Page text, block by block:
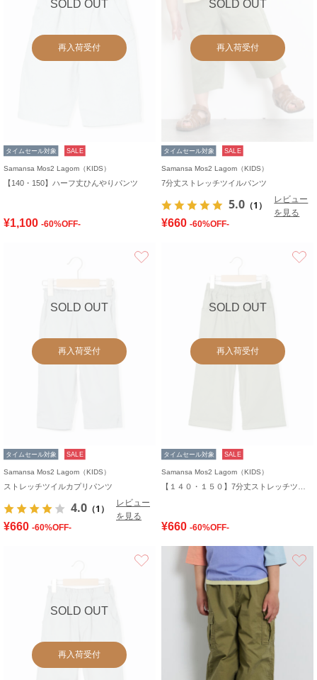
SOLD OUT
再入荷受付
タイムセール対象 SALE
Samansa Mos2 Lagom（KIDS）
【140・150】ハーフ丈ひんやりパンツ
¥1,100 -60%OFF-
SOLD OUT
再入荷受付
タイムセール対象 SALE
Samansa Mos2 Lagom（KIDS）
7分丈ストレッチツイルパンツ
5.0 （1）
レビュー
を見る
¥660 -60%OFF-
SOLD OUT
再入荷受付
タイムセール対象 SALE
Samansa Mos2 Lagom（KIDS）
ストレッチツイルカプリパンツ
4.0 （1）
レビュー
を見る
¥660 -60%OFF-
SOLD OUT
再入荷受付
タイムセール対象 SALE
Samansa Mos2 Lagom（KIDS）
¥660 -60%OFF-
SOLD OUT
再入荷受付
お気に入り